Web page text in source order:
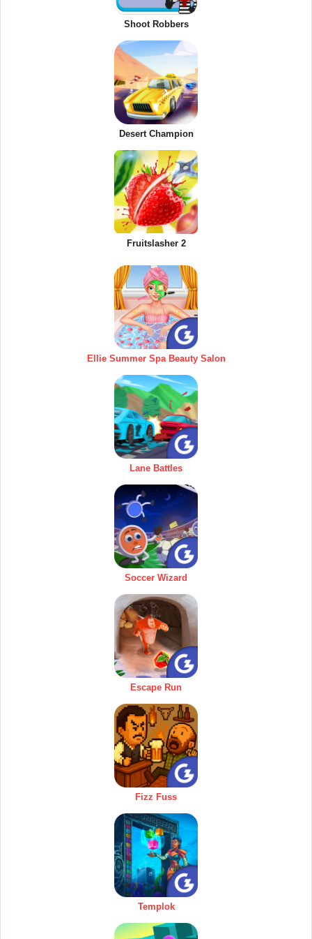
Shoot Robbers
Desert Champion
Fruitslasher 2
Ellie Summer Spa Beauty Salon
Lane Battles
Soccer Wizard
Escape Run
Fizz Fuss
Templok